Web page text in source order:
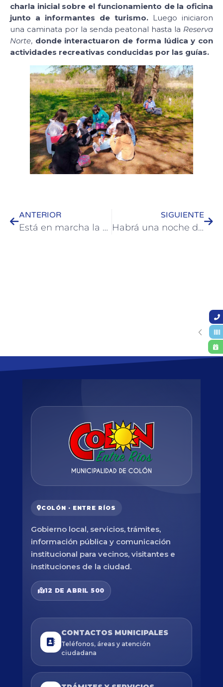
charla inicial sobre el funcionamiento de la oficina
junto a informantes de turismo. Luego iniciaron
una caminata por la senda peatonal hasta la Reserva
Norte, donde interactuaron de forma lúdica y con
actividades recreativas conducidas por las guías.
ANTERIOR
Está en marcha la revalorización integral de la plaza Artigas
SIGUIENTE
Habrá una noche de Funk Rock en el patio de La Casona
COLÓN · ENTRE RÍOS
Gobierno local, servicios, trámites,
información pública y comunicación
institucional para vecinos, visitantes e
instituciones de la ciudad.
12 DE ABRIL 500
CONTACTOS MUNICIPALES
Teléfonos, áreas y atención
ciudadana